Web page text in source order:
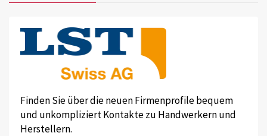
Finden Sie über die neuen Firmenprofile bequem
und unkompliziert Kontakte zu Handwerkern und
Herstellern.